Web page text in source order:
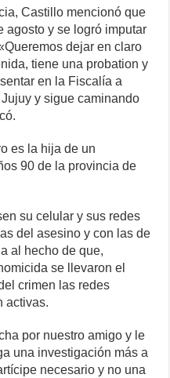
Castillo mencionó que
agosto y se logró imputar
dejar en claro
tiene una probation y
en la Fiscalía a
y sigue caminando
es la hija de un
90 de la provincia de
su celular y sus redes
del asesino y con las de
al hecho de que,
se llevaron el
crimen las redes
activas.
por nuestro amigo y le
una investigación más a
necesario y no una